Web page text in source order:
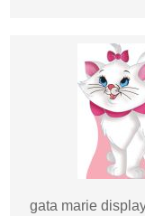
gata marie